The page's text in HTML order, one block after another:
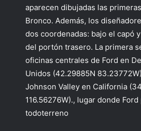
aparecen dibujadas las
Bronco. Además, los
dos coordenadas: bajo el capó
del portón trasero. La primera
oficinas centrales de Ford en
Unidos (42.29885N
Johnson Valley en California
116.56276W)., lugar donde
todoterreno